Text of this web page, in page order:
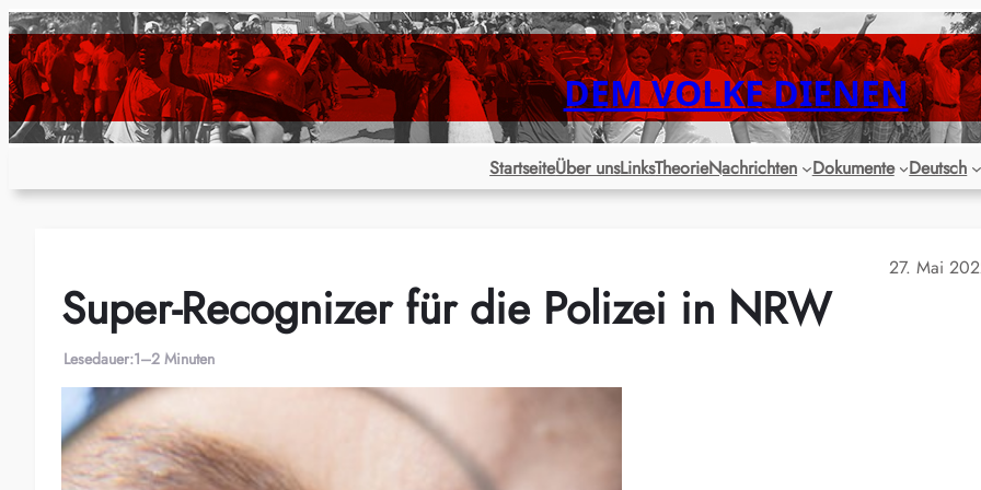
Zum
Inhalt
springen
DEM VOLKE DIENEN
StartseiteÜber unsLinksTheorieNachrichten Dokumente Deutsch
27. Mai
Super-Recognizer für die Polizei in NRW
Lesedauer:1–2 Minuten